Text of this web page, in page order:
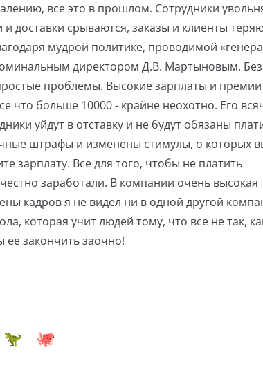
все это в прошлом. Сотрудники
доставки срываются, заказы и клиенты
мудрой политике, проводимой
директором Д.В. Мартыновым.
проблемы. Высокие зарплаты и
что больше 10000 - крайне неохотно. Его
уйдут в отставку и не будут обязаны
штрафы и изменены стимулы, о которых
зарплату. Все для того, чтобы не платить
заработали. В компании очень высокая
кадров я не видел ни в одной другой
которая учит людей тому, что все не так,
закончить заочно!